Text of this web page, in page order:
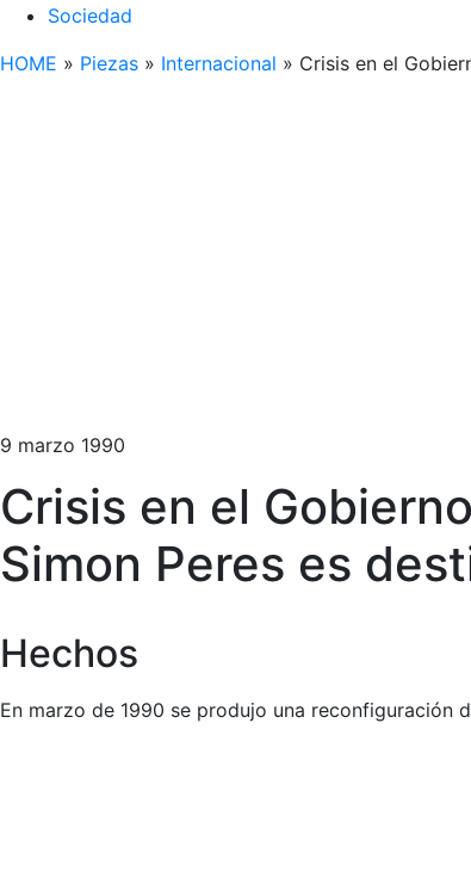
Sociedad
HOME » Piezas » Internacional » Crisis en el
9 marzo 1990
Crisis en el
Simon Peres es
Hechos
En marzo de 1990 se produjo una reconfiguración